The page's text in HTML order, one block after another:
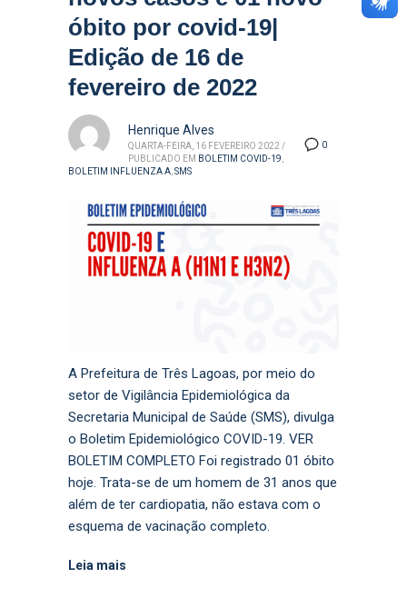
óbito por covid-19|
Edição de 16 de
fevereiro de 2022
0
Henrique Alves
QUARTA-FEIRA, 16 FEVEREIRO 2022 /
PUBLICADO EM BOLETIM COVID-19
BOLETIM INFLUENZA A SMS
A Prefeitura de Três Lagoas, por meio do
setor de Vigilância Epidemiológica da
Secretaria Municipal de Saúde (SMS), divulga
o Boletim Epidemiológico COVID-19. VER
BOLETIM COMPLETO Foi registrado 01 óbito
hoje. Trata-se de um homem de 31 anos que
além de ter cardiopatia, não estava com o
esquema de vacinação completo.
Leia mais